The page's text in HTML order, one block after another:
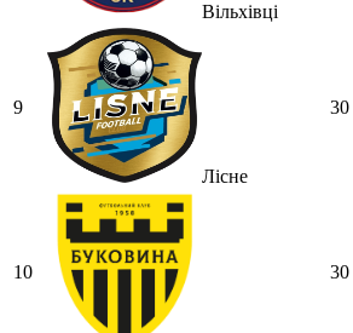
Вільхівці
9
Лісне
30
10 30